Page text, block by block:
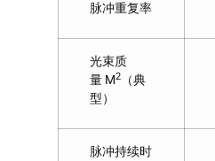
脉冲重复率
光束质
量 M2
（典
型）
脉冲持续时